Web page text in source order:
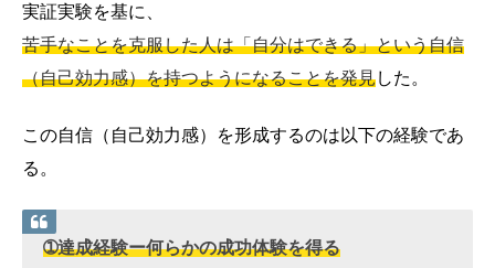
実証実験を基に、
苦手なことを克服した人は「自分はできる」という自信
（自己効力感）を持つようになることを発見した。
この自信（自己効力感）を形成するのは以下の経験であ
る。
➀達成経験ー何らかの成功体験を得る